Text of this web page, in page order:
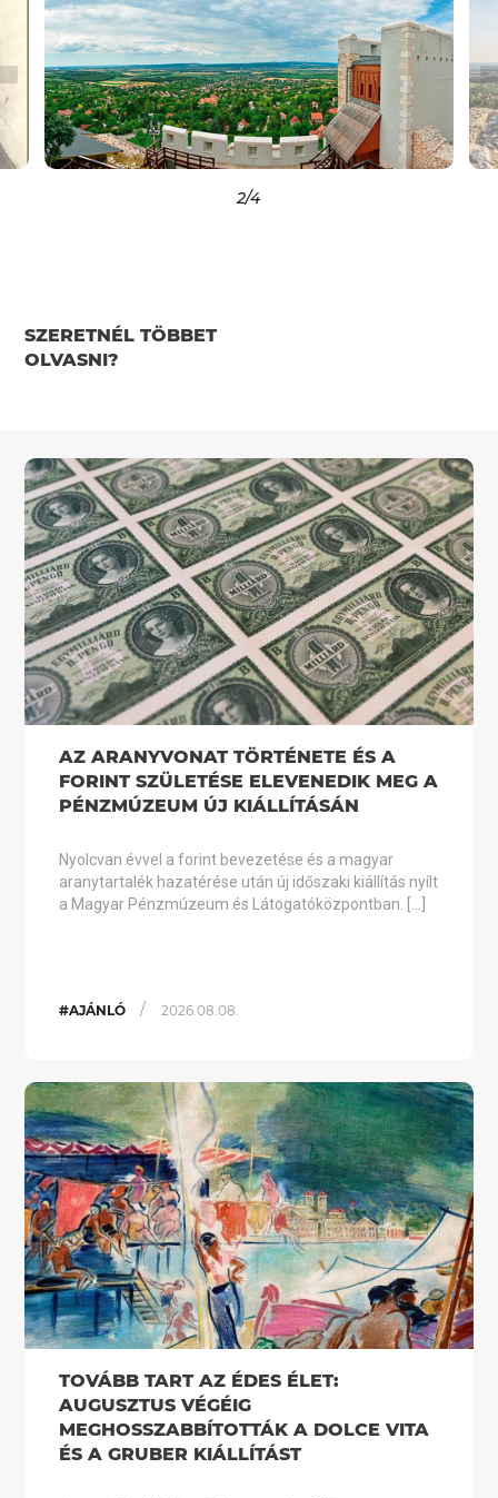
2/4
SZERETNÉL TÖBBET
OLVASNI?
AZ ARANYVONAT TÖRTÉNETE ÉS A
FORINT SZÜLETÉSE ELEVENEDIK MEG A
PÉNZMÚZEUM ÚJ KIÁLLÍTÁSÁN
Nyolcvan évvel a forint bevezetése és a magyar
aranytartalék hazatérése után új időszaki kiállítás nyílt
a Magyar Pénzmúzeum és Látogatóközpontban. […]
#AJÁNLÓ / 2026.08.08.
TOVÁBB TART AZ ÉDES ÉLET:
AUGUSZTUS VÉGÉIG
MEGHOSSZABBÍTOTTÁK A DOLCE VITA
ÉS A GRUBER KIÁLLÍTÁST